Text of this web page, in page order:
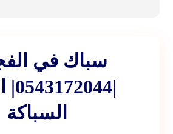
سباك في
السباكة